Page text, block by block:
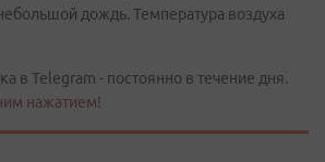
дождь. Температура воздуха
в Telegram - постоянно в течение дня.
нажатием!